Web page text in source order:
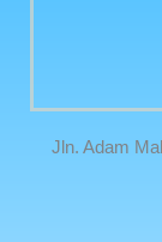
Jln. Adam